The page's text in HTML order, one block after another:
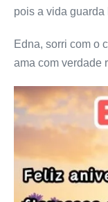
pois a vida
Edna, sorri com o
ama com verdade